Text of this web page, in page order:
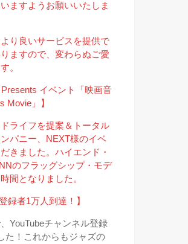
ますようお願いいたしま
り良いサービスを提供で
ますので、変わらぬご愛
。
イベント「映画音
Movie」】
ライフを提案＆トータル
パニー、NEXT様のイベ
きました。ハイエンド・
のフラッグシップ・モデ
間となりました。
録者1万人到達！】
YouTubeチャンネル登録
た！これからもジャズの